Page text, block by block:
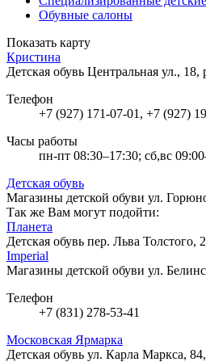
Обувные салоны
Показать карту
Кристина
Детская обувь Центральная ул.,
Телефон
+7 (927) 171-07-01, +7 (927)
Часы работы
пн-пт 08:30–17:30; сб,вс
Детская обувь
Магазины детской обуви ул.
Так же Вам могут подойти:
Планета
Детская обувь пер. Льва Толстого,
Imperial
Магазины детской обуви ул.
Телефон
+7 (831) 278-53-41
Московская Ярмарка
Детская обувь ул. Карла Маркса,